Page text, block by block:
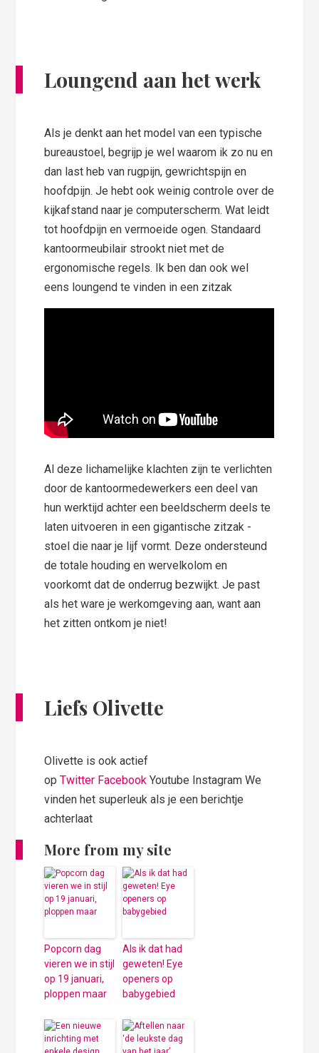
Loungend aan het werk
Als je denkt aan het model van een typische
bureaustoel, begrijp je wel waarom ik zo nu en
dan last heb van rugpijn, gewrichtspijn en
hoofdpijn. Je hebt ook weinig controle over de
kijkafstand naar je computerscherm. Wat leidt
tot hoofdpijn en vermoeide ogen. Standaard
kantoormeubilair strookt niet met de
ergonomische regels. Ik ben dan ook wel
eens loungend te vinden in een zitzak
Al deze lichamelijke klachten zijn te verlichten
door de kantoormedewerkers een deel van
hun werktijd achter een beeldscherm deels te
laten uitvoeren in een gigantische zitzak -
stoel die naar je lijf vormt. Deze ondersteund
de totale houding en wervelkolom en
voorkomt dat de onderrug bezwijkt. Je past
als het ware je werkomgeving aan, want aan
het zitten ontkom je niet!
Liefs Olivette
Olivette is ook actief
opTwitter Facebook Youtube Instagram We
vinden het superleuk als je een berichtje
achterlaat
More from my site
Popcorn dag
vieren we in stijl
op 19 januari,
ploppen maar
Als ik dat had
geweten! Eye
openers op
babygebied